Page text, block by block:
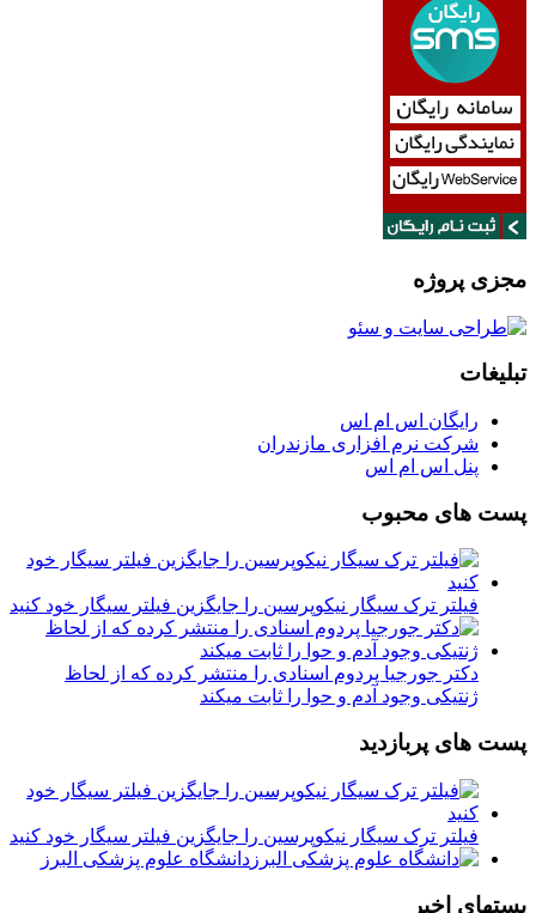
مجزی پروژه
تبلیغات
رایگان اس ام اس
شرکت نرم افزاری مازندران
پنل اس ام اس
پست های محبوب
فیلتر ترک سیگار نیکوپرسین را جایگزین فیلتر سیگار خود کنید
دکتر جورجیا پردوم اسنادی را منتشر کرده که از لحاظ
ژنتیکی وجود آدم و حوا را ثابت میکند
پست های پربازدید
فیلتر ترک سیگار نیکوپرسین را جایگزین فیلتر سیگار خود کنید
دانشگاه علوم پزشکی البرز
پستهای اخیر